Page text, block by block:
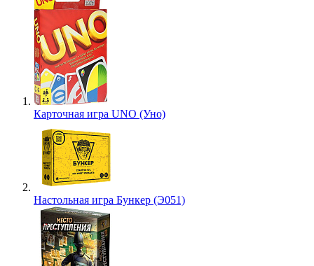
Карточная игра UNO (Уно)
Настольная игра Бункер (Э051)